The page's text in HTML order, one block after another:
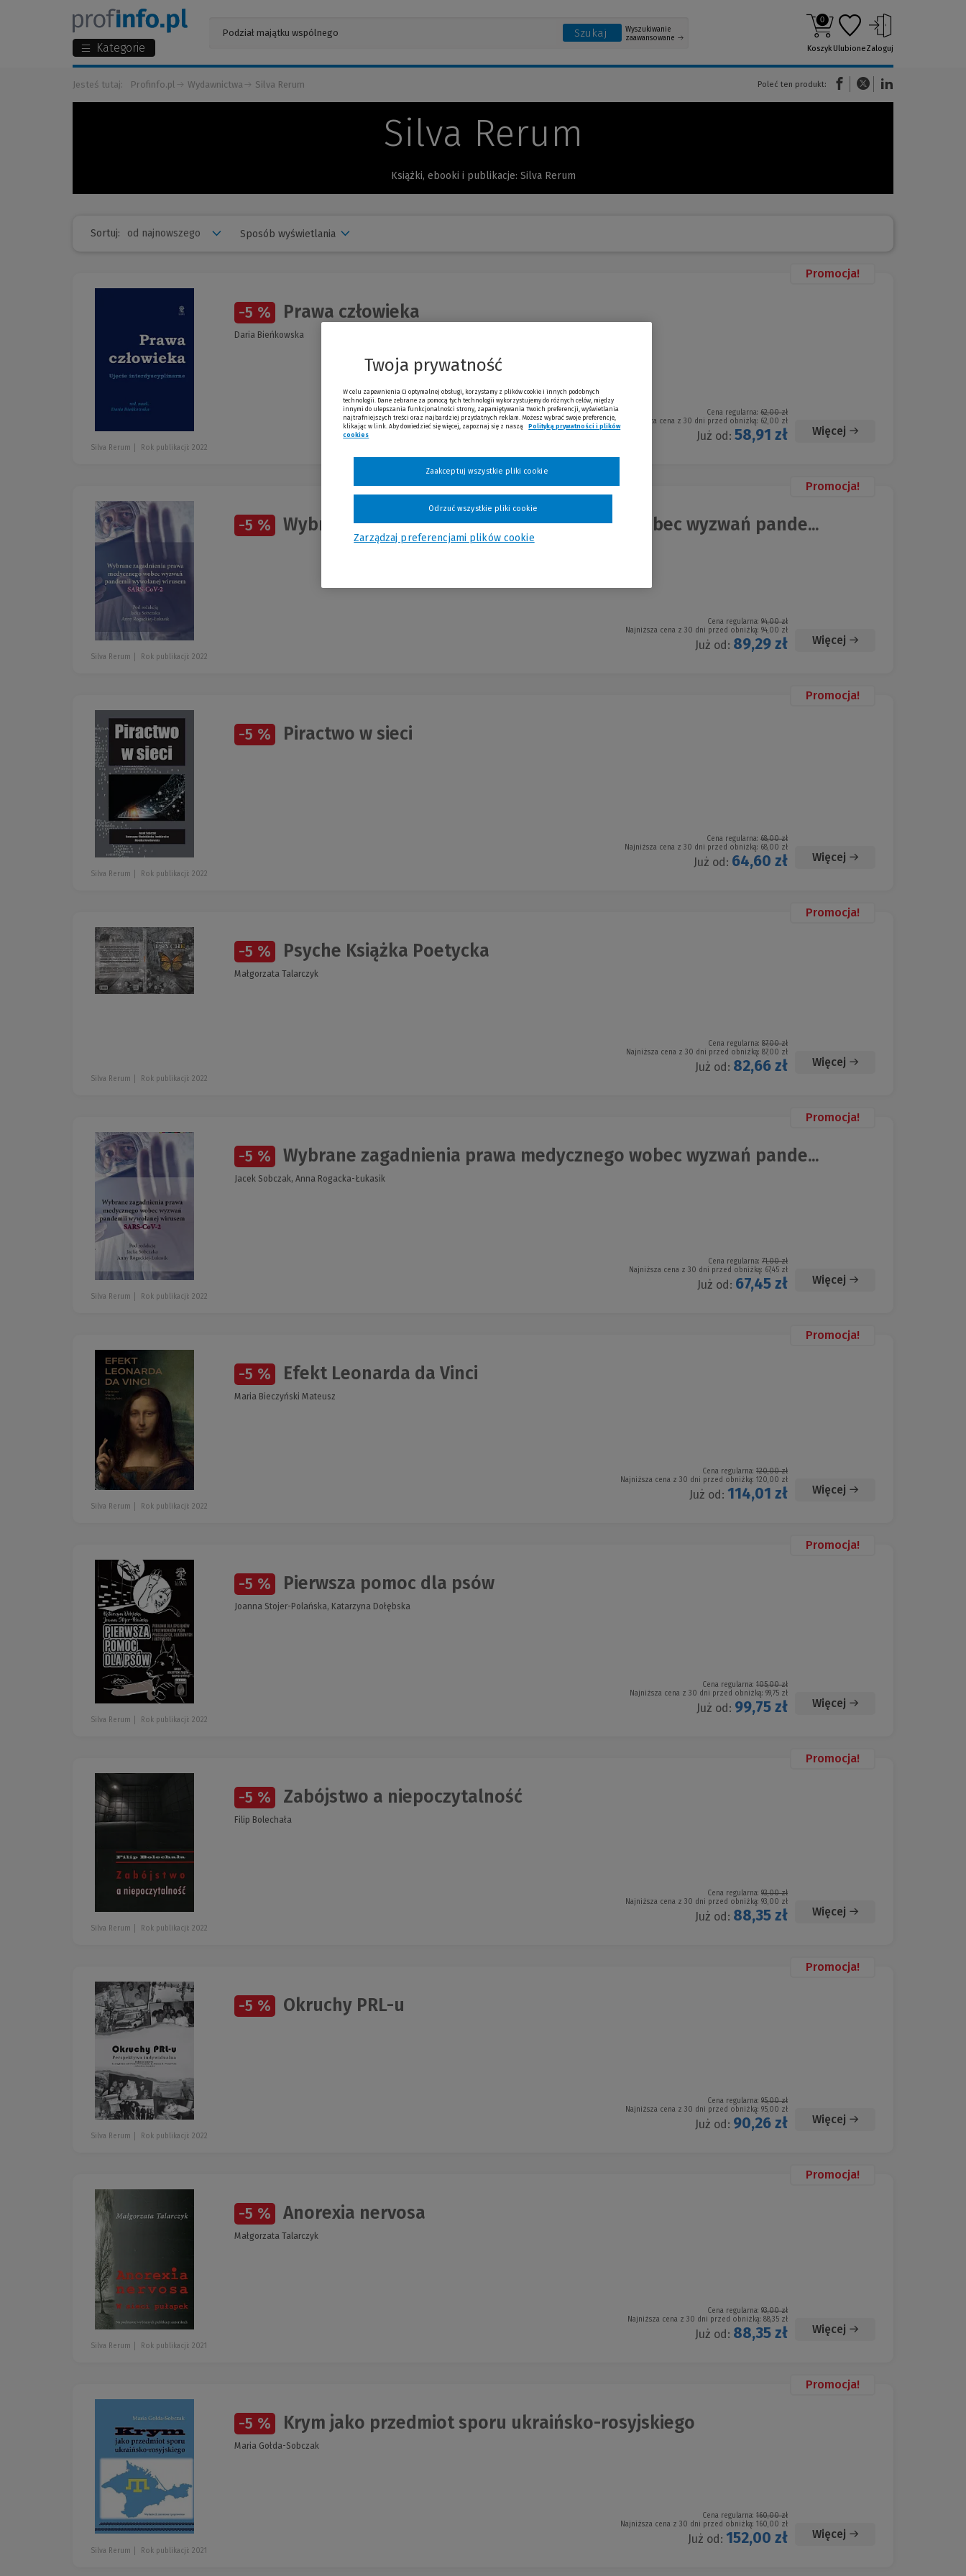
Kategorie
Szukaj
Wyszukiwanie
zaawansowane
0
KoszykUlubioneZaloguj
Jesteś tutaj: Profinfo.pl Wydawnictwa Silva Rerum Poleć ten produkt:
(Nowe okno)(Link do innej strony)
Silva Rerum
Książki, ebooki i publikacje: Silva Rerum
Sortuj: Sposób wyświetlania
Promocja!
-5 % Prawa człowieka
Daria Bieńkowska
Cena regularna: 62,00 zł
Najniższa cena z 30 dni przed obniżką: 62,00 zł
Już od: 58,91 zł Więcej
Silva Rerum Rok publikacji: 2022
Promocja!
-5 % Wybrane zagadnienia prawa medycznego wobec wyzwań pande...
Cena regularna: 94,00 zł
Najniższa cena z 30 dni przed obniżką: 94,00 zł
Już od: 89,29 zł Więcej
Silva Rerum Rok publikacji: 2022
Promocja!
-5 % Piractwo w sieci
Cena regularna: 68,00 zł
Najniższa cena z 30 dni przed obniżką: 68,00 zł
Już od: 64,60 zł Więcej
Silva Rerum Rok publikacji: 2022
Promocja!
-5 % Psyche Książka Poetycka
Małgorzata Talarczyk
Cena regularna: 87,00 zł
Najniższa cena z 30 dni przed obniżką: 87,00 zł
Już od: 82,66 zł Więcej
Silva Rerum Rok publikacji: 2022
Promocja!
-5 % Wybrane zagadnienia prawa medycznego wobec wyzwań pande...
Jacek Sobczak, Anna Rogacka-Łukasik
Cena regularna: 71,00 zł
Najniższa cena z 30 dni przed obniżką: 67,45 zł
Już od: 67,45 zł Więcej
Silva Rerum Rok publikacji: 2022
Promocja!
-5 % Efekt Leonarda da Vinci
Maria Bieczyński Mateusz
Cena regularna: 120,00 zł
Najniższa cena z 30 dni przed obniżką: 120,00 zł
Już od: 114,01 zł Więcej
Silva Rerum Rok publikacji: 2022
Promocja!
-5 % Pierwsza pomoc dla psów
Joanna Stojer-Polańska, Katarzyna Dołębska
Cena regularna: 105,00 zł
Najniższa cena z 30 dni przed obniżką: 99,75 zł
Już od: 99,75 zł Więcej
Silva Rerum Rok publikacji: 2022
Promocja!
-5 % Zabójstwo a niepoczytalność
Filip Bolechała
Cena regularna: 93,00 zł
Najniższa cena z 30 dni przed obniżką: 93,00 zł
Już od: 88,35 zł Więcej
Silva Rerum Rok publikacji: 2022
Promocja!
-5 % Okruchy PRL-u
Cena regularna: 95,00 zł
Najniższa cena z 30 dni przed obniżką: 95,00 zł
Już od: 90,26 zł Więcej
Silva Rerum Rok publikacji: 2022
Promocja!
-5 % Anorexia nervosa
Małgorzata Talarczyk
Cena regularna: 93,00 zł
Najniższa cena z 30 dni przed obniżką: 88,35 zł
Już od: 88,35 zł Więcej
Silva Rerum Rok publikacji: 2021
Promocja!
-5 % Krym jako przedmiot sporu ukraińsko-rosyjskiego
Maria Gołda-Sobczak
Cena regularna: 160,00 zł
Najniższa cena z 30 dni przed obniżką: 160,00 zł
Już od: 152,00 zł Więcej
Silva Rerum Rok publikacji: 2021
Twoja prywatność
W celu zapewnienia Ci optymalnej obsługi, korzystamy z plików cookie i innych podobnych
technologii. Dane zebrane za pomocą tych technologii wykorzystujemy do różnych celów, między
innymi do ulepszania funkcjonalności strony, zapamiętywania Twoich preferencji, wyświetlania
najtrafniejszych treści oraz najbardziej przydatnych reklam. Możesz wybrać swoje preferencje,
klikając w link. Aby dowiedzieć się więcej, zapoznaj się z naszą
Polityką prywatności i plików
cookies
Zarządzaj preferencjami plików cookie
Odrzuć wszystkie pliki cookie
Zaakceptuj wszystkie pliki cookie